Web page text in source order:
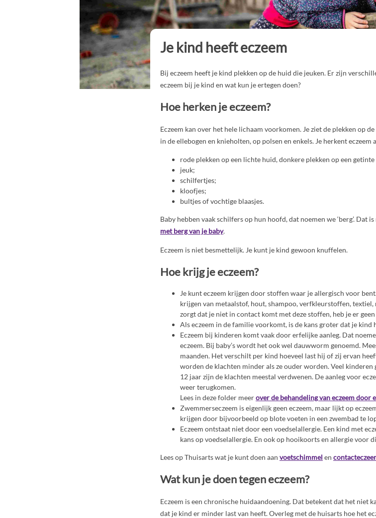
Je kind heeft eczeem
Bij eczeem heeft je kind plekken op de huid die jeuken. Er zijn
eczeem bij je kind en wat kun je ertegen doen?
Hoe herken je eczeem?
Eczeem kan over het hele lichaam voorkomen. Je ziet de plekken op
in de ellebogen en knieholten, op polsen en enkels. Je herkent eczeem
rode plekken op een lichte huid, donkere plekken op een
jeuk;
schilfertjes;
kloofjes;
bultjes of vochtige blaasjes.
Baby hebben vaak schilfers op hun hoofd, dat noemen we ‘berg’. Dat
met berg van je baby.
Eczeem is niet besmettelijk. Je kunt je kind gewoon knuffelen.
Hoe krijg je eczeem?
Je kunt eczeem krijgen door stoffen waar je allergisch voor
krijgen van metaalstof, hout, shampoo, verfkleurstoffen,
zorgt dat je niet in contact komt met deze stoffen, heb je er geen
Als eczeem in de familie voorkomt, is de kans groter dat je kind
Eczeem bij kinderen komt vaak door erfelijke aanleg. Dat
eczeem. Bij baby’s wordt het ook wel dauwworm genoemd.
maanden. Het verschilt per kind hoeveel last hij of zij ervan
worden de klachten minder als ze ouder worden. Veel
12 jaar zijn de klachten meestal verdwenen. De aanleg voor
weer terugkomen.
Lees in deze folder meerover de behandeling van eczeem door
Zwemmerseczeem is eigenlijk geen eczeem, maar lijkt op
krijgen door bijvoorbeeld op blote voeten in een zwembad te
Eczeem ontstaat niet door een voedselallergie. Een kind met
kans op voedselallergie. En ook op hooikoorts en allergie voor
Lees op Thuisarts wat je kunt doen aan voetschimmel en
Wat kun je doen tegen eczeem?
Eczeem is een chronische huidaandoening. Dat betekent dat het niet
dat je kind er minder last van heeft. Overleg met de huisarts hoe het